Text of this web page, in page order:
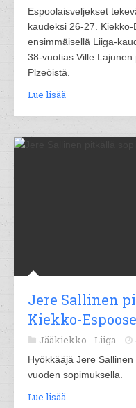
Espoolaisveljekset
kaudeksi 26-27.
ensimmäisellä Liiga-
38-vuotias Ville Lajunen
Plzeòistä.
Lue lisää
Jere Sallinen
Kiekko-
Jääkiekko - Liiga
Hyökkääjä Jere
vuoden sopimuksella.
Lue lisää